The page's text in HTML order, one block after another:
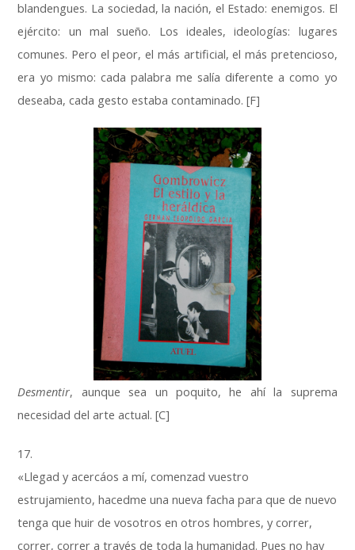
blandengues. La sociedad, la nación, el Estado: enemigos. El
ejército: un mal sueño. Los ideales, ideologías: lugares
comunes. Pero el peor, el más artificial, el más pretencioso,
era yo mismo: cada palabra me salía diferente a como yo
deseaba, cada gesto estaba contaminado. [F]
Desmentir, aunque sea un poquito, he ahí la suprema
necesidad del arte actual. [C]
17.
«Llegad y acercáos a mí, comenzad vuestro
estrujamiento, hacedme una nueva facha para que de nuevo
tenga que huir de vosotros en otros hombres, y correr,
correr, correr a través de toda la humanidad. Pues no hay